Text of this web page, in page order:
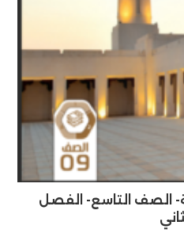
الصف التاسع- الفصل